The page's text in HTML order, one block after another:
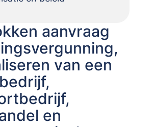
aanvraag
van een
en